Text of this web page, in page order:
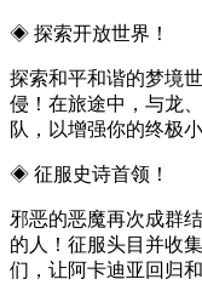
◈ 探索开放世界！
探索和平和谐的梦境
侵！在旅途中，与龙
队，以增强你的终极小
◈ 征服史诗首领！
邪恶的恶魔再次成群
的人！征服头目并收
们，让阿卡迪亚回归和